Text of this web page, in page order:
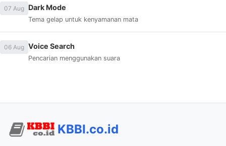
07 Aug Dark Mode
Tema gelap untuk kenyamanan mata
06 Aug Voice Search
Pencarian menggunakan suara
KBBI.co.id